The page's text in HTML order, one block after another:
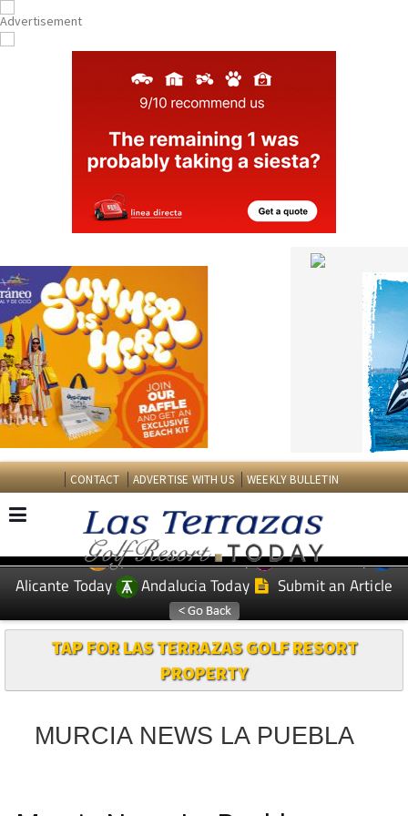
CONTACT ADVERTISE WITH US WEEKLY BULLETIN
EDITIONS: Spanish News Today
Murcia Today
Alicante Today
Andalucia Today Submit an Article
TAP FOR LAS TERRAZAS GOLF RESORT
PROPERTY
MURCIA NEWS LA PUEBLA